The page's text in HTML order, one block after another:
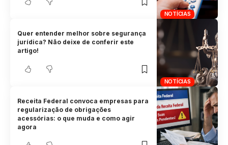
NOTÍCIAS
NOTÍCIAS
Quer entender melhor sobre segurança
jurídica? Não deixe de conferir este
artigo!
Receita Federal convoca empresas para
regularização de obrigações
acessórias: o que muda e como agir
agora